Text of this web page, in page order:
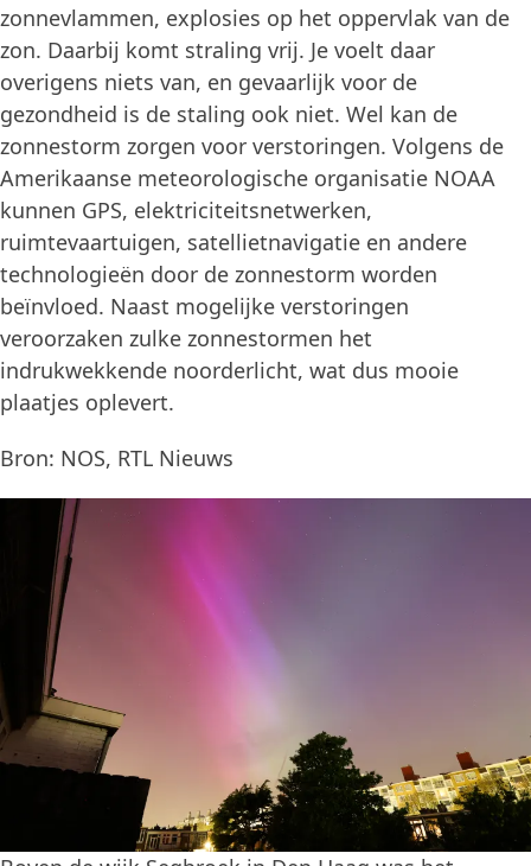
zonnevlammen, explosies op het oppervlak van de
zon. Daarbij komt straling vrij. Je voelt daar
overigens niets van, en gevaarlijk voor de
gezondheid is de staling ook niet. Wel kan de
zonnestorm zorgen voor verstoringen. Volgens de
Amerikaanse meteorologische organisatie NOAA
kunnen GPS, elektriciteitsnetwerken,
ruimtevaartuigen, satellietnavigatie en andere
technologieën door de zonnestorm worden
beïnvloed. Naast mogelijke verstoringen
veroorzaken zulke zonnestormen het
indrukwekkende noorderlicht, wat dus mooie
plaatjes oplevert.
Bron: NOS, RTL Nieuws